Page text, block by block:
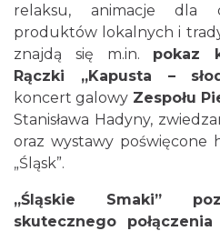
relaksu, animacje dla
produktów lokalnych i
znajdą się m.in. pokaz
Rączki „Kapusta –
koncert galowy Zespołu
Stanisława Hadyny,
oraz wystawy poświęcone
„Śląsk”.
„Śląskie Smaki”
skutecznego